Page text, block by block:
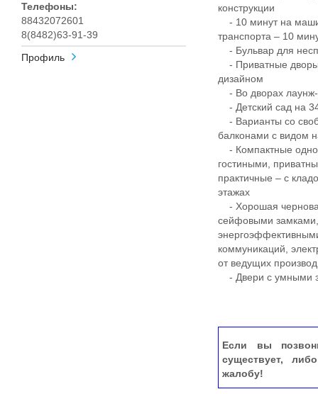
Телефоны:
88432072601
8(8482)63-91-39
Профиль
конструкции
- 10 минут на
транспорта – 10
- Бульвар для
- Приватные
дизайном
- Во дворах лаунж-
- Детский сад на
- Варианты со
балконами с видом
- Компактные
гостиными,
практичные – с
этажах
- Хорошая
сейфовыми
коммуникаций,
от ведущих
- Двери с умными
Если вы
существует,
жалобу!